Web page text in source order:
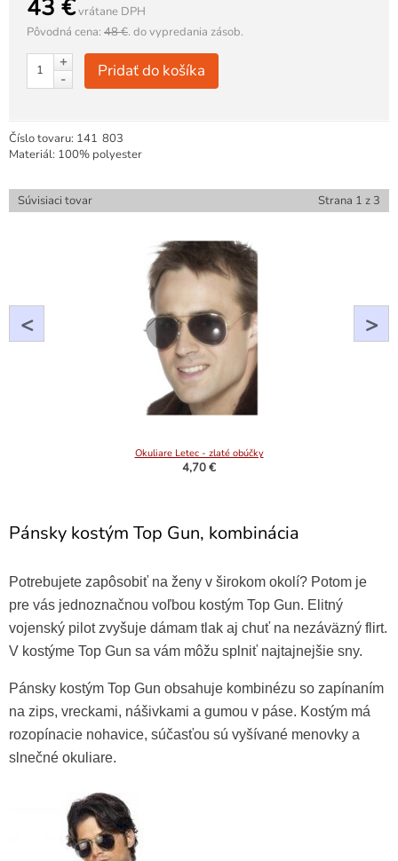
43 €vrátane DPH
Pôvodná cena: 48 €. do vypredania zásob.
+
-
Pridať do košíka
Číslo tovaru: 141 803
Materiál: 100% polyester
Súvisiaci tovar Strana 1 z 3
<
Okuliare Letec - zlaté obúčky
4,70 €
Vojenské známky
>
Pánsky kostým Top Gun, kombinácia
Potrebujete zapôsobiť na ženy v širokom okolí? Potom je
pre vás jednoznačnou voľbou kostým Top Gun. Elitný
vojenský pilot zvyšuje dámam tlak aj chuť na nezáväzný flirt.
V kostýme Top Gun sa vám môžu splniť najtajnejšie sny.
Pánsky kostým Top Gun obsahuje kombinézu so zapínaním
na zips, vreckami, nášivkami a gumou v páse. Kostým má
rozopínacie nohavice, súčasťou sú vyšívané menovky a
slnečné okuliare.